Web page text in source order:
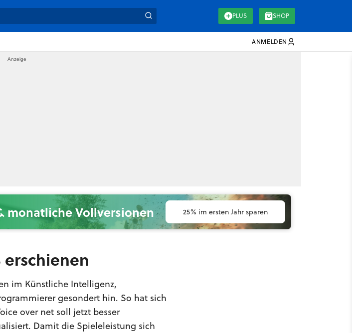
PLUS SHOP
ANMELDEN
monatliche Vollversionen 25% im ersten Jahr sparen
erschienen
im Künstliche Intelligenz,
gesondert hin. So hat sich
over net soll jetzt besser
Damit die Spieleleistung sich